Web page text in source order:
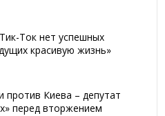
Ток нет успешных
красивую жизнь»
против Киева – депутат
перед вторжением